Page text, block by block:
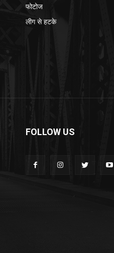
फोटोज
लीग से हटके
FOLLOW US